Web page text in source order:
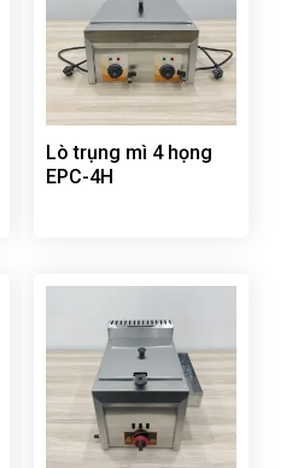
Lò trụng mì 4 họng
EPC-4H